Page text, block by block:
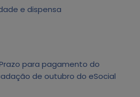
e dispensa
para pagamento do
de outubro do eSocial